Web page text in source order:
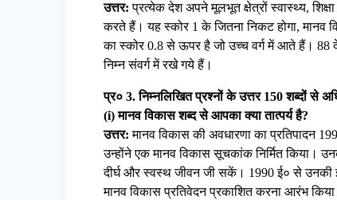
उत्तर: प्रत्येक देश अपने मूलभूत क्षेत्रों स्वास्थ्य,
करते हैं। यह स्कोर 1 के जितना निकट होगा, मानव
का स्कोर 0.8 से ऊपर है जो उच्च वर्ग में आते हैं। 88
निम्न संवर्ग में रखे गये हैं।
प्र० 3. निम्नलिखित प्रश्नों के उत्तर 150 शब्दों से
(i) मानव विकास शब्द से आपका क्या तात्पर्य है?
उत्तर: मानव विकास की अवधारणा का प्रतिपादन
उन्होंने एक मानव विकास सूचकांक निर्मित किया।
दीर्घ और स्वस्थ जीवन जी सकें। 1990 ई० से उनकी
मानव विकास प्रतिवेदन प्रकाशित करना आरंभ